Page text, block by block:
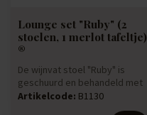
Lounge set "Ruby" (2
stoelen, 1 merlot tafeltje)
®
De wijnvat stoel "Ruby" is
geschuurd en behandeld met
olie. De stoel is handgema...
Artikelcode: B1130